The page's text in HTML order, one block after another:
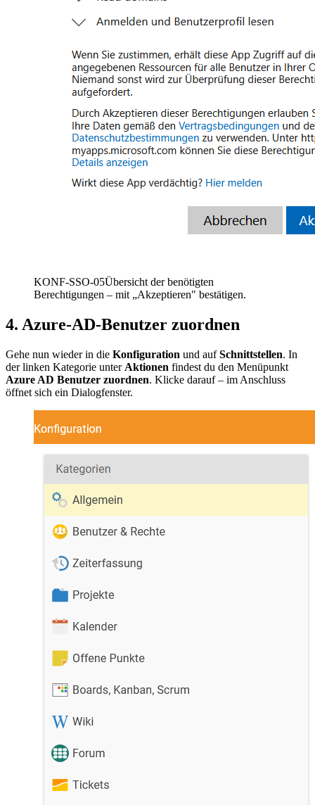
KONF-SSO-05Übersicht der benötigten
Berechtigungen – mit „Akzeptieren" bestätigen.
4. Azure-AD-Benutzer zuordnen
Gehe nun wieder in die Konfiguration und aufSchnittstellen. In
der linken Kategorie unter Aktionen findest du den Menüpunkt
Azure AD Benutzer zuordnen. Klicke darauf – im Anschluss
öffnet sich ein Dialogfenster.